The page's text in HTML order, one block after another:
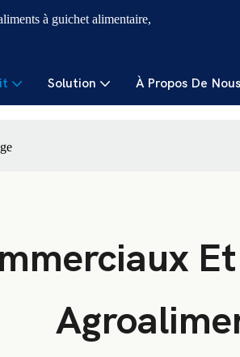
à guichet alimentaire,
Solution À Propos De Nous